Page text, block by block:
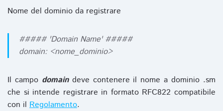
Nome del dominio da registrare
##### 'Domain Name' #####
domain: <nome_dominio>
Il campo domaindeve contenere il nome a dominio .sm
che si intende registrare in formato RFC822 compatibile
con il Regolamento.